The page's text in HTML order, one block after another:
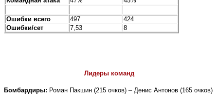
Ошибки всего 497
424
Ошибки/сет
7,53 8
Лидеры команд
Бомбардиры: Роман Пакшин (215 очков) – Денис Антонов (165 очков)